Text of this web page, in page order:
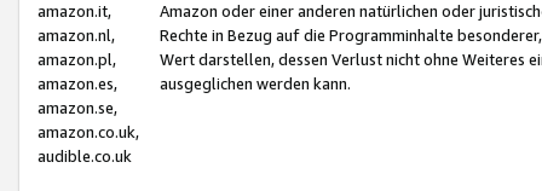
amazon.it,
amazon.nl,
amazon.pl,
amazon.es,
amazon.se,
amazon.co.uk,
audible.co.uk
Amazon oder einer anderen natürlichen oder
Rechte in Bezug auf die Programminhalte
Wert darstellen, dessen Verlust nicht ohne Weiteres
ausgeglichen werden kann.